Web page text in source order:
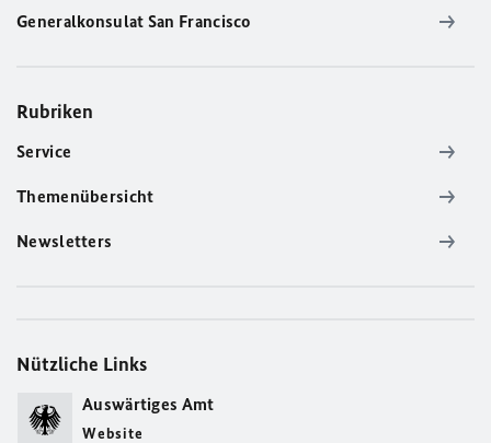
Generalkonsulat San Francisco
Rubriken
Service
Themenübersicht
Newsletters
Nützliche Links
Auswärtiges Amt
Website